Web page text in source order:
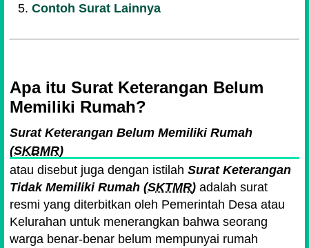
Contoh Surat Lainnya
Apa itu Surat Keterangan Belum
Memiliki Rumah?
Surat Keterangan Belum Memiliki Rumah
(SKBMR)
atau disebut juga dengan istilah Surat Keterangan
Tidak Memiliki Rumah (SKTMR) adalah surat
resmi yang diterbitkan oleh Pemerintah Desa atau
Kelurahan untuk menerangkan bahwa seorang
warga benar-benar belum mempunyai rumah